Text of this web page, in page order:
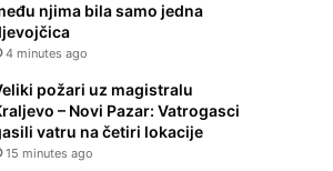
njima bila samo jedna
4 minutes ago
požari uz magistralu
– Novi Pazar: Vatrogasci
vatru na četiri lokacije
15 minutes ago